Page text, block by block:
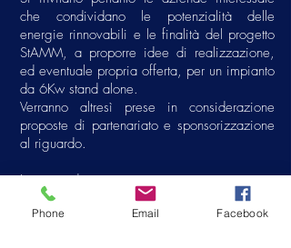
che condividano le potenzialità delle
energie rinnovabili e le finalità del progetto
StAMM, a proporre idee di realizzazione,
ed eventuale propria offerta, per un impianto
da 6Kw stand alone.
Verranno altresì prese in considerazione
proposte di partenariato e sponsorizzazione
al riguardo.
Le aziende interessate possono contattarci
all'indirizzo:
info@stammgaiola.it
oppure al
numero 0812403235
Phone Email Facebook